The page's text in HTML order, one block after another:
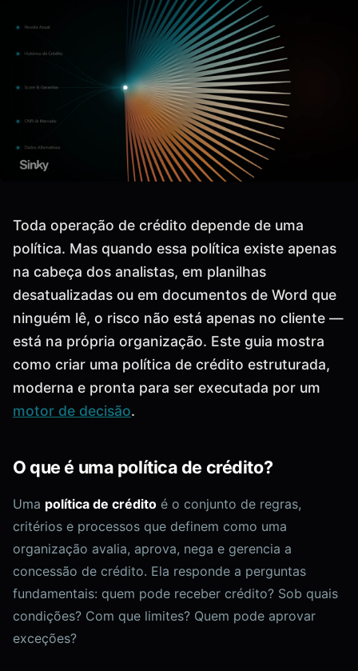
Toda operação de crédito depende de uma
política. Mas quando essa política existe apenas
na cabeça dos analistas, em planilhas
desatualizadas ou em documentos de Word que
ninguém lê, o risco não está apenas no cliente —
está na própria organização. Este guia mostra
como criar uma política de crédito estruturada,
moderna e pronta para ser executada por um
motor de decisão.
O que é uma política de crédito?
Uma política de crédito é o conjunto de regras,
critérios e processos que definem como uma
organização avalia, aprova, nega e gerencia a
concessão de crédito. Ela responde a perguntas
fundamentais: quem pode receber crédito? Sob quais
condições? Com que limites? Quem pode aprovar
exceções?